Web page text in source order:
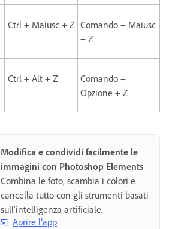
Ctrl + Maiusc + Z Comando + Maiusc
+ Z
Ctrl + Alt + Z
Comando +
Opzione + Z
Modifica e condividi facilmente le
immagini con Photoshop Elements
Combina le foto, scambia i colori e
cancella tutto con gli strumenti basati
sull'intelligenza artificiale.
Aprire l’app